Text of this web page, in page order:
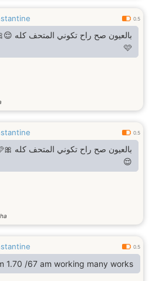
0.5
بالعيون صح راح تكوني المتحف كله
🩷
0.5
بالعيون
😌
0.5
1.70 /67 am working many works